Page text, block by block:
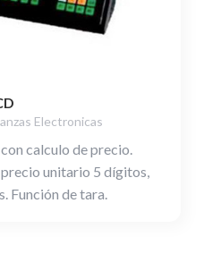
Electronicas
calculo de precio.
unitario 5 dígitos,
Función de tara.